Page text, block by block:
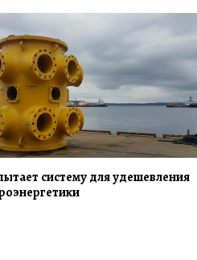
систему для удешевления